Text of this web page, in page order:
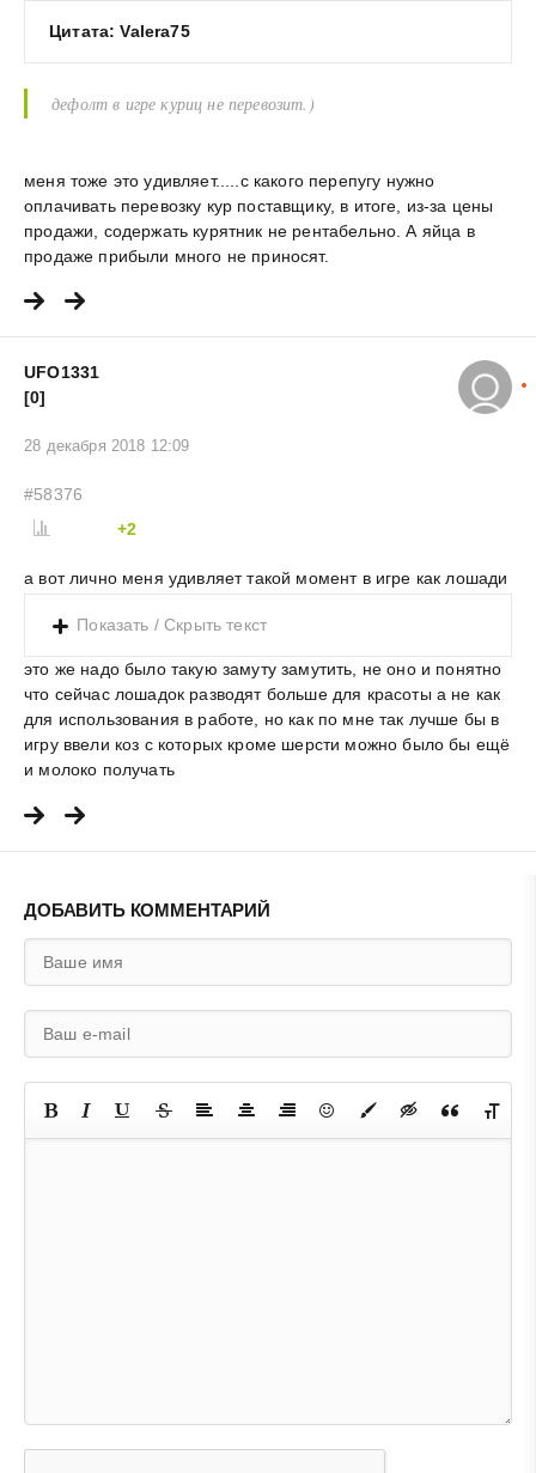
Цитата: Valera75
дефолт в игре куриц не перевозит.)
меня тоже это удивляет.....с какого перепугу нужно
оплачивать перевозку кур поставщику, в итоге, из-за цены
продажи, содержать курятник не рентабельно. А яйца в
продаже прибыли много не приносят.
UFO1331
[0]
28 декабря 2018 12:09
#58376
+2
а вот лично меня удивляет такой момент в игре как лошади
Показать / Скрыть текст
это же надо было такую замуту замутить, не оно и понятно
что сейчас лошадок разводят больше для красоты а не как
для использования в работе, но как по мне так лучше бы в
игру ввели коз с которых кроме шерсти можно было бы ещё
и молоко получать
ДОБАВИТЬ КОММЕНТАРИЙ